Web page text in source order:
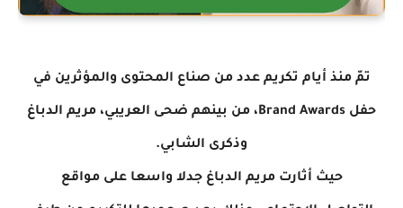
تمّ منذ أيام تكريم عدد من صناع المحتوى والمؤثرين في
حفل Brand Awards، من بينهم ضحى العريبي، مريم الدباغ
وذكرى الشابي.
حيث أثارت مريم الدباغ جدلا واسعا على مواقع